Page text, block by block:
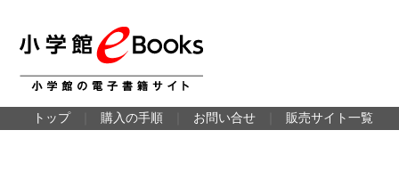
トップ 購入の手順 お問い合せ 販売サイト一覧